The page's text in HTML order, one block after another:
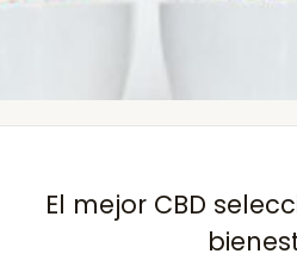
El mejor CBD